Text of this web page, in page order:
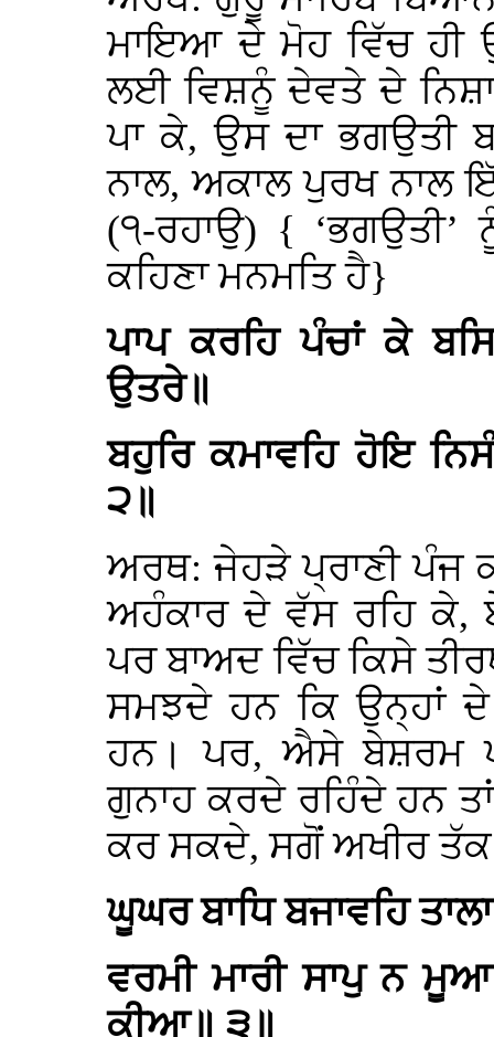
ਮਾਇਆ ਦੇ ਮੋਹ ਵਿੱਚ ਹੀ
ਲਈ ਵਿਸ਼ਨੂੰ ਦੇਵਤੇ ਦੇ
ਪਾ ਕੇ, ਉਸ ਦਾ ਭਗਉਤੀ
ਨਾਲ, ਅਕਾਲ ਪੁਰਖ ਨਾਲ
(੧-ਰਹਾਉ) { ‘ਭਗਉਤੀ’
ਕਹਿਣਾ ਮਨਮਤਿ ਹੈ}
ਪਾਪ ਕਰਹਿ ਪੰਚਾਂ ਕੇ
ਉਤਰੇ॥
ਬਹੁਰਿ ਕਮਾਵਹਿ ਹੋਇ
੨॥
ਅਰਥ: ਜੇਹੜੇ ਪ੍ਰਾਣੀ ਪੰਜ
ਅਹੰਕਾਰ ਦੇ ਵੱਸ ਰਹਿ
ਪਰ ਬਾਅਦ ਵਿੱਚ ਕਿਸੇ
ਸਮਝਦੇ ਹਨ ਕਿ ਉਨ੍ਹਾਂ
ਹਨ। ਪਰ, ਐਸੇ ਬੇਸ਼ਰਮ
ਗੁਨਾਹ ਕਰਦੇ ਰਹਿੰਦੇ ਹਨ
ਕਰ ਸਕਦੇ, ਸਗੋਂ ਅਖੀਰ
ਘੂਘਰ ਬਾਧਿ ਬਜਾਵਹਿ
ਵਰਮੀ ਮਾਰੀ ਸਾਪੁ ਨ
ਕੀਆ॥ ੩॥